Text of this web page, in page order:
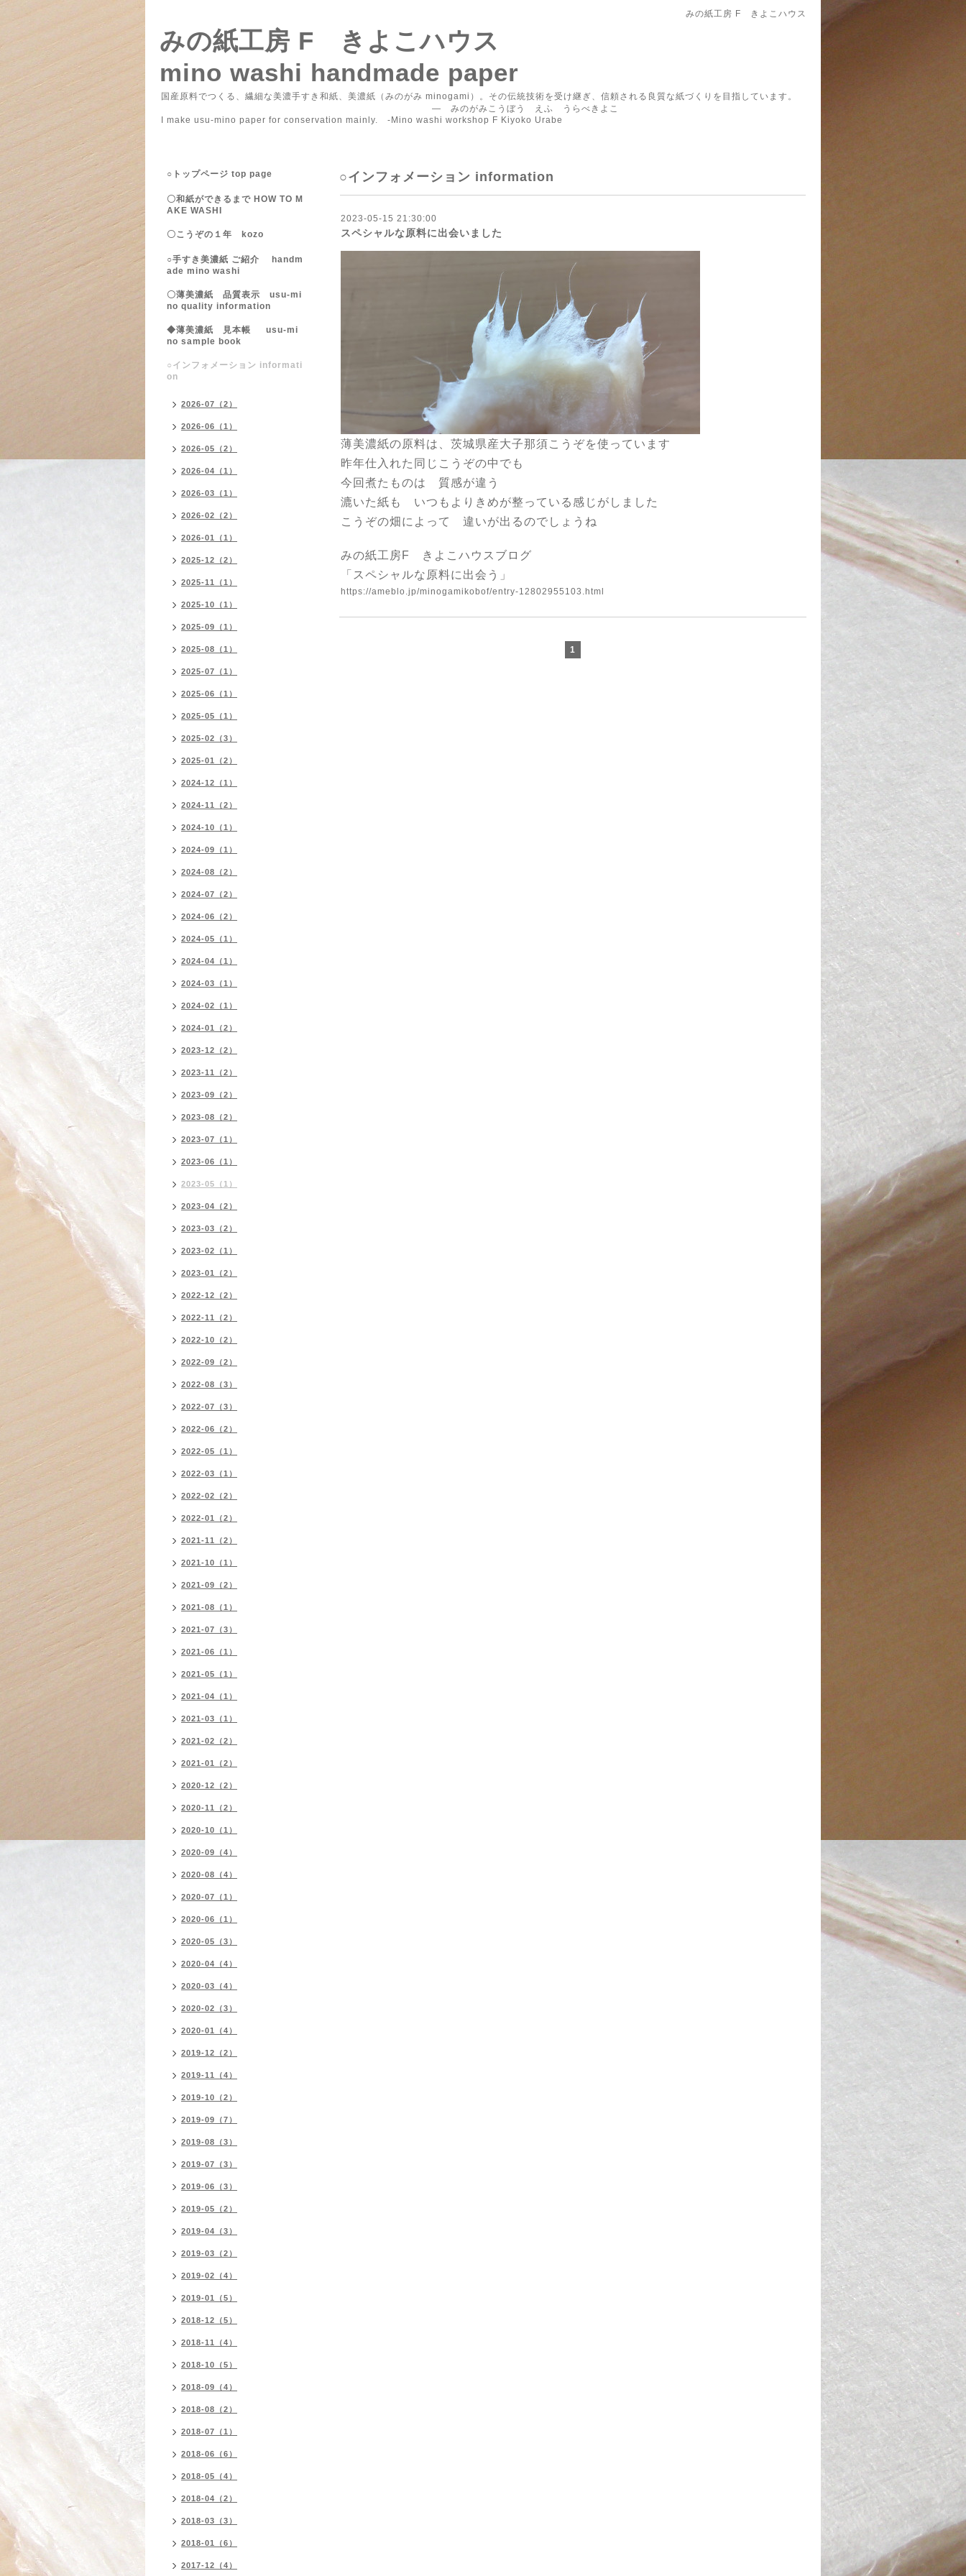
みの紙工房 F きよこハウス
みの紙工房 F きよこハウス
mino washi handmade paper
国産原料でつくる、繊細な美濃手すき和紙、美濃紙（みのがみ minogami）。その伝統技術を受け継ぎ、信頼される良質な紙づくりを目指しています。
― みのがみこうぼう えふ うらべきよこ
I make usu-mino paper for conservation mainly. -Mino washi workshop F Kiyoko Urabe
○インフォメーション information
2023-05-15 21:30:00
スペシャルな原料に出会いました
薄美濃紙の原料は、茨城県産大子那須こうぞを使っています
昨年仕入れた同じこうぞの中でも
今回煮たものは 質感が違う
漉いた紙も いつもよりきめが整っている感じがしました
こうぞの畑によって 違いが出るのでしょうね
みの紙工房F きよこハウスブログ
「スペシャルな原料に出会う」
https://ameblo.jp/minogamikobof/entry-12802955103.html
1
○トップページ top page
〇和紙ができるまで HOW TO M
AKE WASHI
〇こうぞの１年 kozo
○手すき美濃紙 ご紹介 handm
ade mino washi
〇薄美濃紙 品質表示 usu-mi
no quality information
◆薄美濃紙 見本帳 usu-mi
no sample book
○インフォメーション informati
on
2026-07（2）
2026-06（1）
2026-05（2）
2026-04（1）
2026-03（1）
2026-02（2）
2026-01（1）
2025-12（2）
2025-11（1）
2025-10（1）
2025-09（1）
2025-08（1）
2025-07（1）
2025-06（1）
2025-05（1）
2025-02（3）
2025-01（2）
2024-12（1）
2024-11（2）
2024-10（1）
2024-09（1）
2024-08（2）
2024-07（2）
2024-06（2）
2024-05（1）
2024-04（1）
2024-03（1）
2024-02（1）
2024-01（2）
2023-12（2）
2023-11（2）
2023-09（2）
2023-08（2）
2023-07（1）
2023-06（1）
2023-05（1）
2023-04（2）
2023-03（2）
2023-02（1）
2023-01（2）
2022-12（2）
2022-11（2）
2022-10（2）
2022-09（2）
2022-08（3）
2022-07（3）
2022-06（2）
2022-05（1）
2022-03（1）
2022-02（2）
2022-01（2）
2021-11（2）
2021-10（1）
2021-09（2）
2021-08（1）
2021-07（3）
2021-06（1）
2021-05（1）
2021-04（1）
2021-03（1）
2021-02（2）
2021-01（2）
2020-12（2）
2020-11（2）
2020-10（1）
2020-09（4）
2020-08（4）
2020-07（1）
2020-06（1）
2020-05（3）
2020-04（4）
2020-03（4）
2020-02（3）
2020-01（4）
2019-12（2）
2019-11（4）
2019-10（2）
2019-09（7）
2019-08（3）
2019-07（3）
2019-06（3）
2019-05（2）
2019-04（3）
2019-03（2）
2019-02（4）
2019-01（5）
2018-12（5）
2018-11（4）
2018-10（5）
2018-09（4）
2018-08（2）
2018-07（1）
2018-06（6）
2018-05（4）
2018-04（2）
2018-03（3）
2018-01（6）
2017-12（4）